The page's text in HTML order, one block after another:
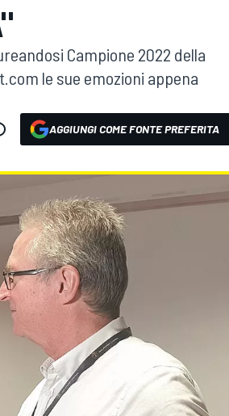
Campione 2022 della
le sue emozioni appena
AGGIUNGI COME FONTE PREFERITA